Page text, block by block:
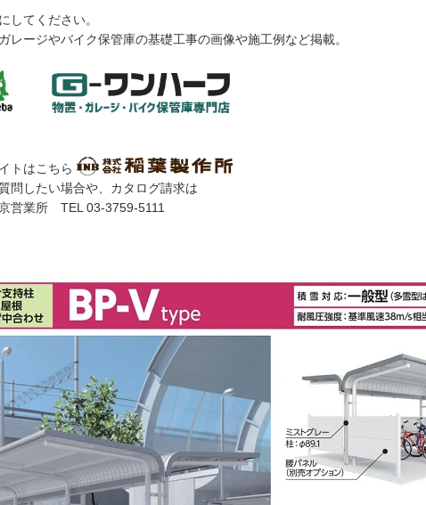
してください。
レージやバイク保管庫の基礎工事の画像や施工例など掲載。
トはこちら
問したい場合や、カタログ請求は
営業所 TEL 03-3759-5111